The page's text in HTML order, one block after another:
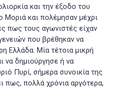
και την έξοδο του
Μοριά και πολέμησαν μέχρι
πως τους αγωνιστές είχαν
που βρέθηκαν να
Ελλάδα. Μία τέτοια μικρή
να δημιούργησε ή να
Πυρί, σήμερα συνοικία της
πως, πολλά χρόνια αργότερα,